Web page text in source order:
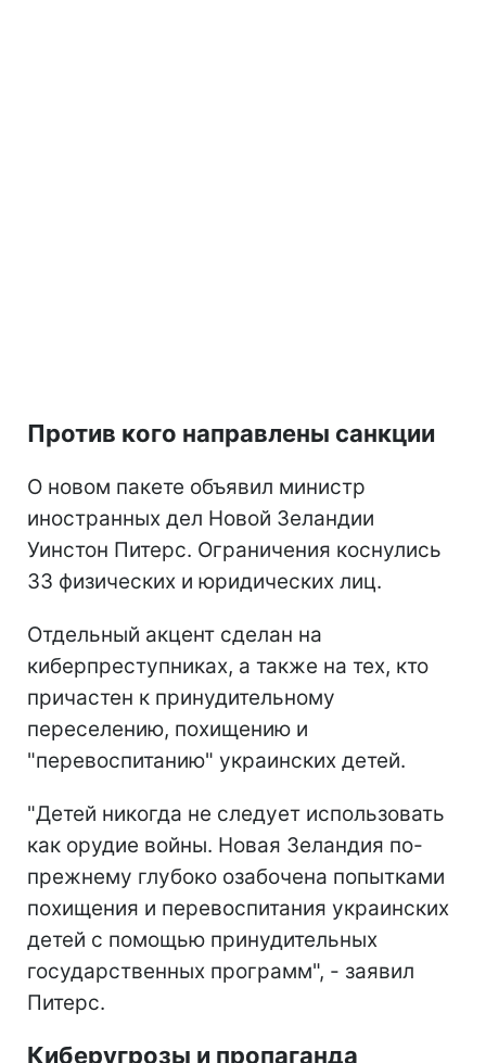
Против кого направлены санкции
О новом пакете объявил министр
иностранных дел Новой Зеландии
Уинстон Питерс. Ограничения коснулись
33 физических и юридических лиц.
Отдельный акцент сделан на
киберпреступниках, а также на тех, кто
причастен к принудительному
переселению, похищению и
"перевоспитанию" украинских детей.
"Детей никогда не следует использовать
как орудие войны. Новая Зеландия по-
прежнему глубоко озабочена попытками
похищения и перевоспитания украинских
детей с помощью принудительных
государственных программ", - заявил
Питерс.
Киберугрозы и пропаганда